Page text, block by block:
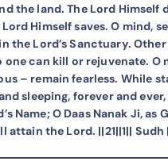
the land. The Lord Himself
Himself saves. O mind,
the Lord’s Sanctuary.
one can kill or rejuvenate. O
– remain fearless. While
sleeping, forever and
Name; O Daas Nanak Ji, as
attain the Lord. ||21||1|| Sudh